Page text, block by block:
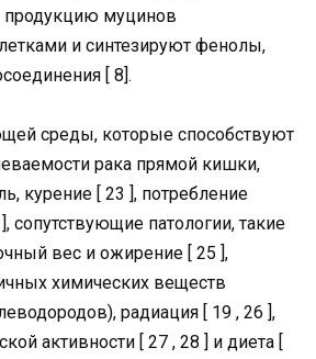
продукцию муцинов
и синтезируют фенолы,
[ 8].
среды, которые способствуют
рака прямой кишки,
курение [ 23 ], потребление
сопутствующие патологии, такие
вес и ожирение [ 25 ],
химических веществ
радиация [ 19 , 26 ],
активности [ 27 , 28 ] и диета [